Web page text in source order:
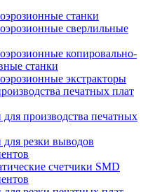
станки
сверлильные
копировально-
станки
экстракторы
печатных плат
производства печатных
резки выводов
счетчики SMD